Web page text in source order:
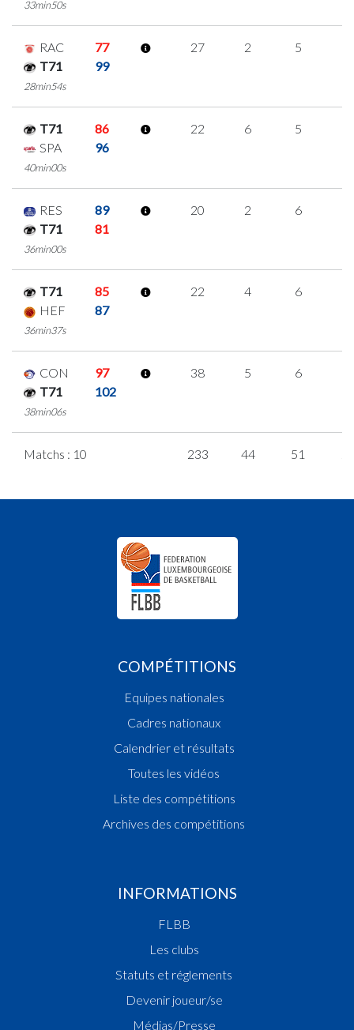
33min50s
RAC
77
T71
99
28min54s
27 2 5
T71
86
SPA
96
40min00s
22 6 5
RES
89
T71
81
36min00s
20 2 6
T71
85
HEF
87
36min37s
22 4 6
CON
97
T71
102
38min06s
38 5 6
Matchs : 10 233 44 51
COMPÉTITIONS
Equipes nationales
Cadres nationaux
Calendrier et résultats
Toutes les vidéos
Liste des compétitions
Archives des compétitions
INFORMATIONS
FLBB
Les clubs
Statuts et réglements
Devenir joueur/se
Médias/Presse